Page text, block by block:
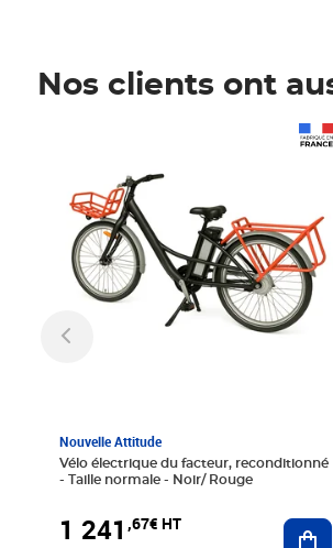
Nos clients ont
Nouvelle Attitude
Vélo électrique du facteur, reconditionné
- Taille normale - Noir/ Rouge
1 241 ,67€ HT